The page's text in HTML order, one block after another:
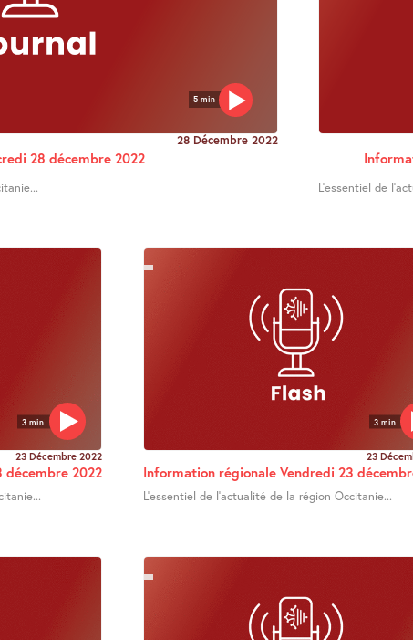
5 min
28 Décembre 2022
28 décembre 2022
L’essentiel de
3 min
23 Décembre 2022
décembre 2022
3 min
23
Information régionale Vendredi 23
L’essentiel de l’actualité de la région Occitanie...